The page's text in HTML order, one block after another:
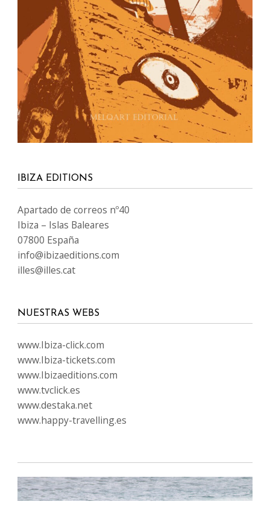
IBIZA EDITIONS
Apartado de correos nº40
Ibiza – Islas Baleares
07800 España
info@ibizaeditions.com
illes@illes.cat
NUESTRAS WEBS
www.Ibiza-click.com
www.Ibiza-tickets.com
www.Ibizaeditions.com
www.tvclick.es
www.destaka.net
www.happy-travelling.es